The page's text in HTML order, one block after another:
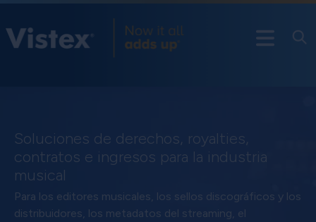
Soluciones de derechos, royalties,
contratos e ingresos para la industria
musical
Para los editores musicales, los sellos discográficos y los
distribuidores, los metadatos del streaming, el